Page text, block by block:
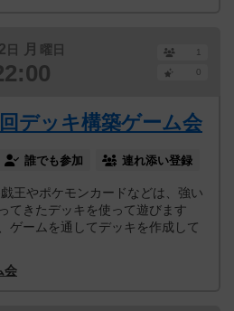
日 月 曜日
1
0
回デッキ構築ゲーム会
誰でも参加 連れ添い登録
王やポケモンカードなどは、強い
てきたデッキを使って遊びます
ゲームを通してデッキを作成して
会